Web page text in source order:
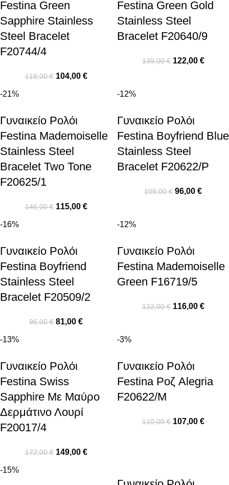
Festina Green
Sapphire Stainless
Steel Bracelet
F20744/4
118,00€ 104,00 €
Festina Green Gold
Stainless Steel
Bracelet F20640/9
139,00€ 122,00 €
-21%
Γυναικείο Ρολόι
Festina Mademoiselle
Stainless Steel
Bracelet Two Tone
F20625/1
146,00€ 115,00 €
-12%
Γυναικείο Ρολόι
Festina Boyfriend Blue
Stainless Steel
Bracelet F20622/P
109,00€ 96,00 €
-16%
Γυναικείο Ρολόι
Festina Boyfriend
Stainless Steel
Bracelet F20509/2
96,00€ 81,00 €
-12%
Γυναικείο Ρολόι
Festina Mademoiselle
Green F16719/5
132,00€ 116,00 €
-13%
Γυναικείο Ρολόι
Festina Swiss
Sapphire Με Μαύρο
Δερμάτινο Λουρί
F20017/4
172,00€ 149,00 €
-3%
Γυναικείο Ρολόι
Festina Ροζ Alegria
F20622/M
110,00€ 107,00 €
-15%